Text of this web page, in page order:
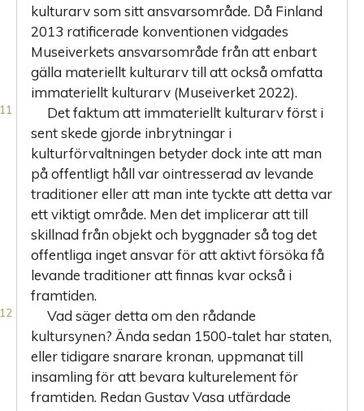
kulturarv som sitt ansvarsområde. Då Finland
2013 ratificerade konventionen vidgades
Museiverkets ansvarsområde från att enbart
gälla materiellt kulturarv till att också omfatta
immateriellt kulturarv (Museiverket 2022).
Det faktum att immateriellt kulturarv först i
sent skede gjorde inbrytningar i
kulturförvaltningen betyder dock inte att man
på offentligt håll var ointresserad av levande
traditioner eller att man inte tyckte att detta var
ett viktigt område. Men det implicerar att till
skillnad från objekt och byggnader så tog det
offentliga inget ansvar för att aktivt försöka få
levande traditioner att finnas kvar också i
framtiden.
Vad säger detta om den rådande
kultursynen? Ända sedan 1500-talet har staten,
eller tidigare snarare kronan, uppmanat till
insamling för att bevara kulturelement för
framtiden. Redan Gustav Vasa utfärdade